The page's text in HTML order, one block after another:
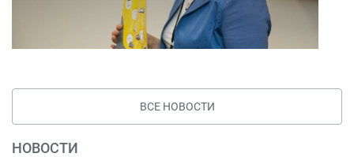
ВСЕ НОВОСТИ
НОВОСТИ